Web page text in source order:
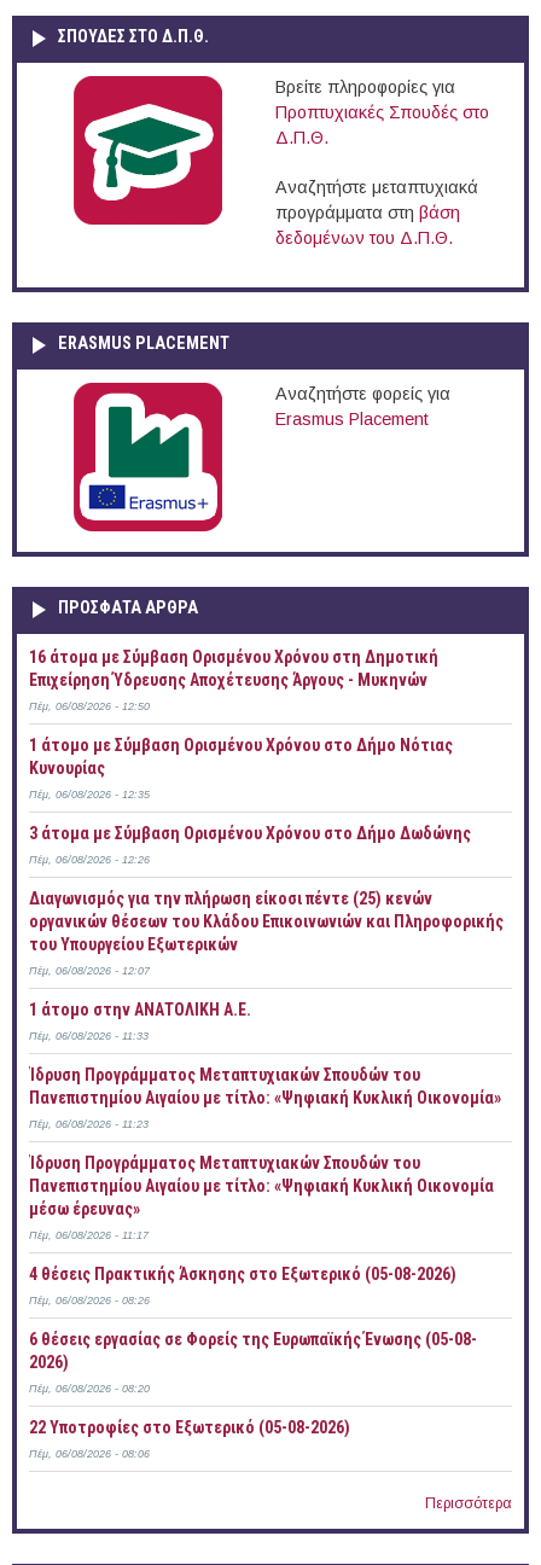
ΣΠΟΥΔΈΣ ΣΤΟ Δ.Π.Θ.
Βρείτε πληροφορίες για
Προπτυχιακές Σπουδές στο
Δ.Π.Θ.
Αναζητήστε μεταπτυχιακά
προγράμματα στη βάση
δεδομένων του Δ.Π.Θ.
ERASMUS PLACEMENT
Αναζητήστε φορείς για
Erasmus Placement
ΠΡOΣΦΑΤΑ AΡΘΡΑ
16 άτομα με Σύμβαση Ορισμένου Χρόνου στη Δημοτική
Επιχείρηση Ύδρευσης Αποχέτευσης Άργους - Μυκηνών
Πέμ, 06/08/2026 - 12:50
1 άτομο με Σύμβαση Ορισμένου Χρόνου στο Δήμο Νότιας
Κυνουρίας
Πέμ, 06/08/2026 - 12:35
3 άτομα με Σύμβαση Ορισμένου Χρόνου στο Δήμο Δωδώνης
Πέμ, 06/08/2026 - 12:26
Διαγωνισμός για την πλήρωση είκοσι πέντε (25) κενών
οργανικών θέσεων του Κλάδου Επικοινωνιών και Πληροφορικής
του Υπουργείου Εξωτερικών
Πέμ, 06/08/2026 - 12:07
1 άτομο στην ΑΝΑΤΟΛΙΚΗ Α.Ε.
Πέμ, 06/08/2026 - 11:33
Ίδρυση Προγράμματος Μεταπτυχιακών Σπουδών του
Πανεπιστημίου Αιγαίου με τίτλο: «Ψηφιακή Κυκλική Οικονομία»
Πέμ, 06/08/2026 - 11:23
Ίδρυση Προγράμματος Μεταπτυχιακών Σπουδών του
Πανεπιστημίου Αιγαίου με τίτλο: «Ψηφιακή Κυκλική Οικονομία
μέσω έρευνας»
Πέμ, 06/08/2026 - 11:17
4 θέσεις Πρακτικής Άσκησης στο Εξωτερικό (05-08-2026)
Πέμ, 06/08/2026 - 08:26
6 θέσεις εργασίας σε Φορείς της Ευρωπαϊκής Ένωσης (05-08-
2026)
Πέμ, 06/08/2026 - 08:20
22 Υποτροφίες στο Εξωτερικό (05-08-2026)
Πέμ, 06/08/2026 - 08:06
Περισσότερα